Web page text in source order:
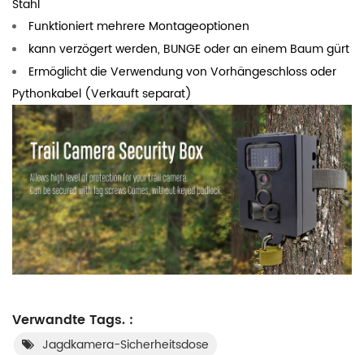
Stahl
Funktioniert mehrere Montageoptionen
kann verzögert werden, BUNGE oder an einem Baum gürt
Ermöglicht die Verwendung von Vorhängeschloss oder
Pythonkabel (Verkauft separat)
Verwandte Tags. :
Jagdkamera-Sicherheitsdose